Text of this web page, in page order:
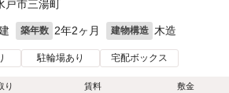
戸市三湯町
築年数 2年2ヶ月 建物構造 木造
駐輪場あり 宅配ボックス
り
賃料
敷金